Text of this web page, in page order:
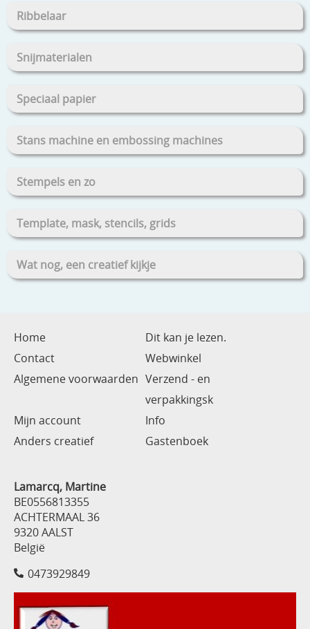
Ribbelaar
Snijmaterialen
Speciaal papier
Stans machine en embossing machines
Stempels en zo
Template, mask, stencils, grids
Wat nog, een creatief kijkje
Home
Dit kan je lezen.
Contact
Webwinkel
Algemene voorwaarden Verzend - en
verpakkingsk
Mijn account
Info
Anders creatief
Gastenboek
Lamarcq, Martine
BE0556813355
ACHTERMAAL 36
9320 AALST
België
0473929849